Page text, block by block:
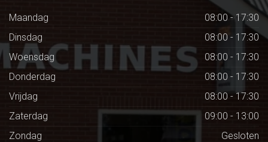
Maandag
08:00 - 17:30
Dinsdag
08:00 - 17:30
Woensdag
08:00 - 17:30
Donderdag
08:00 - 17:30
Vrijdag
08:00 - 17:30
Zaterdag
09:00 - 13:00
Zondag
Gesloten